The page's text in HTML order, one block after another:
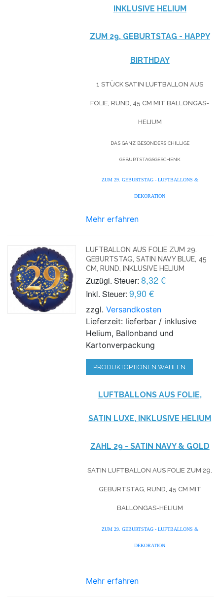
NKLUSIVE HELIUM
ZUM 29. GEBURTSTAG - HAPPY
BIRTHDAY
1 STÜCK SATIN LUFTBALLON AUS
FOLIE, RUND, 45 CM MIT BALLONGAS-
HELIUM
DAS GANZ BESONDERS CHILLIGE
GEBURTSTAGSGESCHENK
ZUM 29. GEBURTSTAG - LUFTBALLONS &
DEKORATION
Mehr erfahren
LUFTBALLON AUS FOLIE ZUM 29.
GEBURTSTAG, SATIN NAVY BLUE, 45
CM, RUND, INKLUSIVE HELIUM
Zuzügl. Steuer: 8,32 €
Inkl. Steuer: 9,90 €
zzgl.Versandkosten
Lieferzeit: lieferbar / inklusive
Helium, Ballonband und
Kartonverpackung
PRODUKTOPTIONEN WÄHLEN
LUFTBALLONS AUS FOLIE,
SATIN LUXE, INKLUSIVE HELIUM
ZAHL 29 - SATIN NAVY & GOLD
SATIN LUFTBALLON AUS FOLIE ZUM 29.
GEBURTSTAG, RUND, 45 CM MIT
BALLONGAS-HELIUM
ZUM 29. GEBURTSTAG - LUFTBALLONS &
DEKORATION
Mehr erfahren